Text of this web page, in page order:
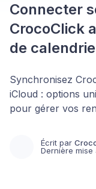
Connecter
CrocoClick
de
Synchronisez
iCloud : options
pour gérer vos
Écrit par
Dernière mise